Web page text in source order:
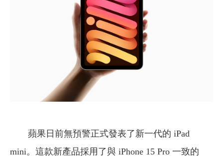
蘋果日前無預警正式發表了新一代的 iPad
mini。這款新產品採用了與 iPhone 15 Pro 一致的